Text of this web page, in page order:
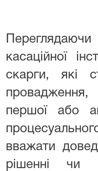
касаційної
скарги, які
провадження,
першої або
вважати
рішенні чи